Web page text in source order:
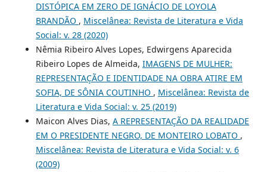
DISTÓPICA EM ZERO DE IGNÁCIO DE LOYOLA
BRANDÃO , Miscelânea: Revista de Literatura e Vida
Social: v. 28 (2020)
Nêmia Ribeiro Alves Lopes, Edwirgens Aparecida
Ribeiro Lopes de Almeida, IMAGENS DE MULHER:
REPRESENTAÇÃO E IDENTIDADE NA OBRA ATIRE EM
SOFIA, DE SÔNIA COUTINHO , Miscelânea: Revista de
Literatura e Vida Social: v. 25 (2019)
Maicon Alves Dias, A REPRESENTAÇÃO DA REALIDADE
EM O PRESIDENTE NEGRO, DE MONTEIRO LOBATO ,
Miscelânea: Revista de Literatura e Vida Social: v. 6
(2009)